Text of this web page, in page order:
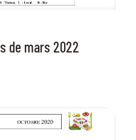
de mars 2022